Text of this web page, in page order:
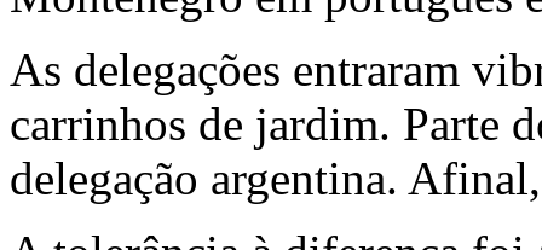
As delegações entraram
carrinhos de jardim. Parte
delegação argentina.